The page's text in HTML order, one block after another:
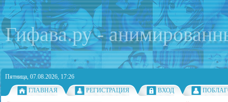
Гифава.ру -
Пятница, 07.08.2026, 17:26
ГЛАВНАЯ
РЕГИСТРАЦИЯ ВХОД